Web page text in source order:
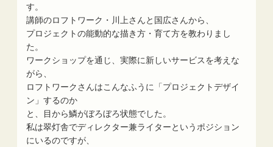
す。
講師のロフトワーク・川上さんと国広さんから、
プロジェクトの能動的な描き方・育て方を教わりまし
た。
ワークショップを通じ、実際に新しいサービスを考えな
がら、
ロフトワークさんはこんなふうに「プロジェクトデザイ
ン」するのか
と、目から鱗がぼろぼろ状態でした。
私は翠灯舎でディレクター兼ライターというポジション
にいるのですが、